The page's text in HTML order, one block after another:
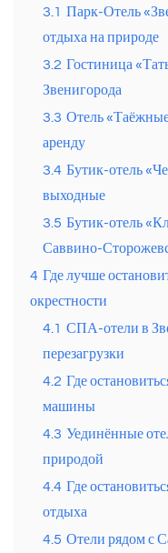
3.1 Парк-Отель
отдыха на природе
3.2 Гостиница
Звенигорода
3.3 Отель «Таёжные
аренду
3.4 Бутик-отель
выходные
3.5 Бутик-отель
Саввино-
4 Где лучше
окрестности
4.1 СПА-отели в
перезагрузки
4.2 Где
машины
4.3 Уединённые
природой
4.4 Где
отдыха
4.5 Отели рядом с